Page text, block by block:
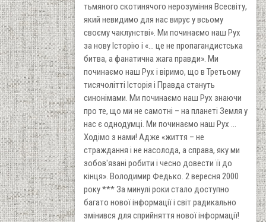
тьмяного скотинячого нерозуміння Всесвіту,
який невидимо для нас вирує у всьому
своєму чаклунстві». Ми починаємо наш Рух
за нову Історію і «... це не пропагандистська
битва, а фанатична жага правди». Ми
починаємо наш Рух і віримо, що в Третьому
тисячолітті Історія і Правда стануть
синонімами. Ми починаємо наш Рух знаючи
про те, що ми не самотні – на планеті Земля у
нас є однодумці. Ми починаємо наш Рух ...
Ходімо з нами! Адже «життя – не
страждання і не насолода, а справа, яку ми
зобов'язані робити і чесно довести її до
кінця». Володимир Федько. 2 вересня 2000
року *** За минулі роки стало доступно
багато нової інформації і світ радикально
змінився для сприйняття нової інформації!